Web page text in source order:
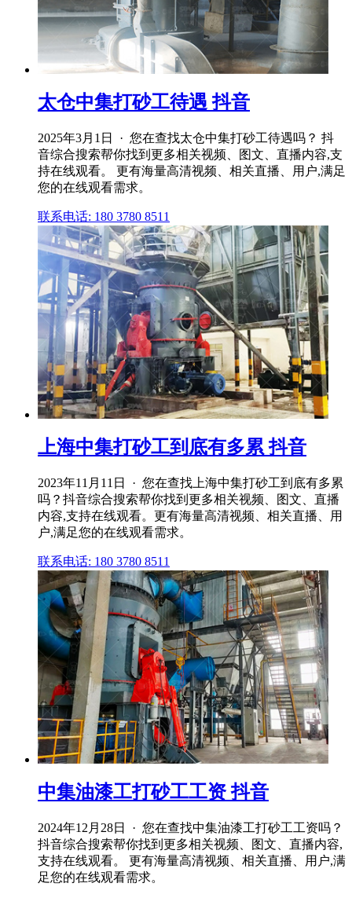
太仓中集打砂工待遇 抖音
2025年3月1日 · 您在查找太仓中集打砂工待遇吗？ 抖
音综合搜索帮你找到更多相关视频、图文、直播内容,支
持在线观看。 更有海量高清视频、相关直播、用户,满足
您的在线观看需求。
联系电话: 180 3780 8511
上海中集打砂工到底有多累 抖音
2023年11月11日 · 您在查找上海中集打砂工到底有多累
吗？抖音综合搜索帮你找到更多相关视频、图文、直播
内容,支持在线观看。更有海量高清视频、相关直播、用
户,满足您的在线观看需求。
联系电话: 180 3780 8511
中集油漆工打砂工工资 抖音
2024年12月28日 · 您在查找中集油漆工打砂工工资吗？
抖音综合搜索帮你找到更多相关视频、图文、直播内容,
支持在线观看。 更有海量高清视频、相关直播、用户,满
足您的在线观看需求。